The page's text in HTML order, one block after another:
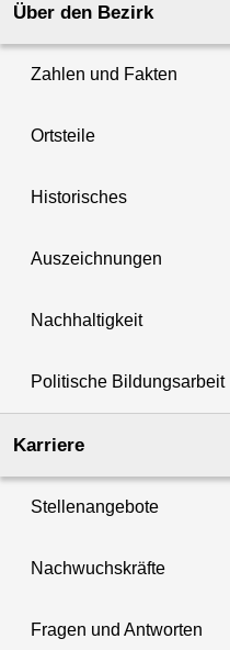
Über den Bezirk
Zahlen und Fakten
Ortsteile
Historisches
Auszeichnungen
Nachhaltigkeit
Politische Bildungsarbeit
Karriere
Stellenangebote
Nachwuchskräfte
Fragen und Antworten